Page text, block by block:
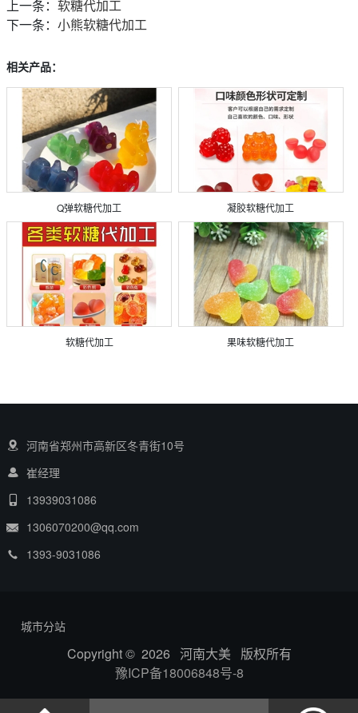
上一条： 软糖代加工
下一条： 小熊软糖代加工
相关产品：
Q弹软糖代加工 凝胶软糖代加工
软糖代加工 果味软糖代加工
河南省郑州市高新区冬青街10号
崔经理
13939031086
1306070200@qq.com
1393-9031086
城市分站
Copyright © 2026 河南大美 版权所有
豫ICP备18006848号-8